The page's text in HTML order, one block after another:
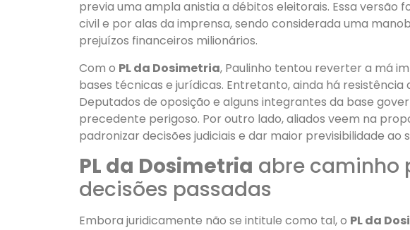
previa uma ampla anistia a débitos eleitorais. Essa versão
civil e por alas da imprensa, sendo considerada uma
prejuízos financeiros milionários.
Com o PL da Dosimetria, Paulinho tentou reverter a má
bases técnicas e jurídicas. Entretanto, ainda há
Deputados de oposição e alguns integrantes da base
precedente perigoso. Por outro lado, aliados veem na
padronizar decisões judiciais e dar maior previsibilidade ao
PL da Dosimetria abre caminho
decisões passadas
Embora juridicamente não se intitule como tal, o PL da